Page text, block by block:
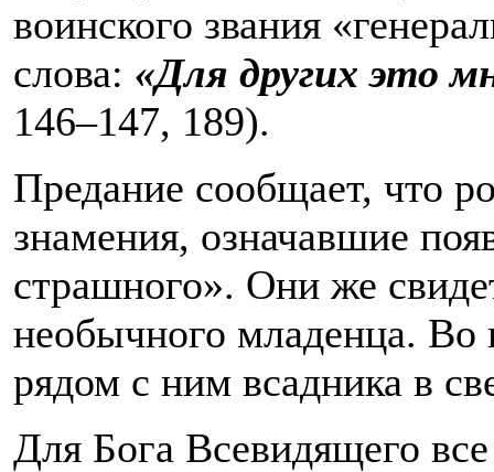
воинского звания
слова: «Для других это
146–147, 189).
Предание сообщает, что
знамения, означавшие
страшного». Они же
необычного младенца. Во
рядом с ним всадника в
Для Бога Всевидящего все